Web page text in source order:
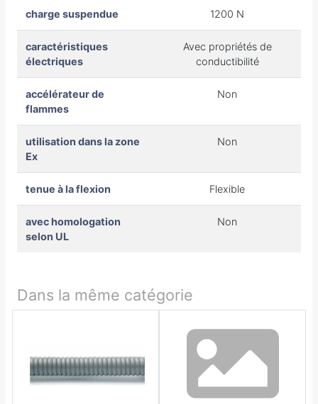
charge suspendue 1200 N
caractéristiques
électriques
Avec propriétés de
conductibilité
accélérateur de
flammes
Non
utilisation dans la zone
Ex
Non
tenue à la flexion Flexible
avec homologation
selon UL
Non
Dans la même catégorie